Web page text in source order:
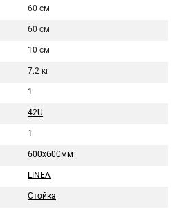
60 см
60 см
10 см
7.2 кг
1
42U
1
600х600мм
LINEA
Стойка